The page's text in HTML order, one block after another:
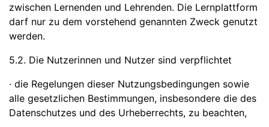
zwischen Lernenden und Lehrenden. Die Lernplattform
darf nur zu dem vorstehend genannten Zweck genutzt
werden.
5.2. Die Nutzerinnen und Nutzer sind verpflichtet
· die Regelungen dieser Nutzungsbedingungen sowie
alle gesetzlichen Bestimmungen, insbesondere die des
Datenschutzes und des Urheberrechts, zu beachten,